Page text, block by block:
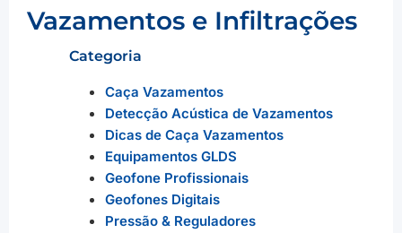
Vazamentos e Infiltrações
Categoria
Caça Vazamentos
Detecção Acústica de Vazamentos
Dicas de Caça Vazamentos
Equipamentos GLDS
Geofone Profissionais
Geofones Digitais
Pressão & Reguladores